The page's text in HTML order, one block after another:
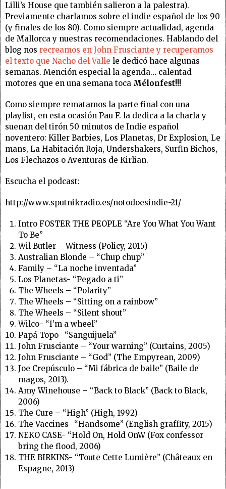
Lilli’s House que también salieron a la palestra).
Previamente charlamos sobre el indie español de los 90
(y finales de los 80). Como siempre actualidad, agenda
de Mallorca y nuestras recomendaciones. Hablando del
blog nos recreamos en John Frusciante y recuperamos
el texto que Nacho del Valle le dedicó hace algunas
semanas. Mención especial la agenda… calentad
motores que en una semana toca Mélonfest!!!
Como siempre rematamos la parte final con una
playlist, en esta ocasión Pau F. la dedica a la charla y
suenan del tirón 50 minutos de Indie español
noventero: Killer Barbies, Los Planetas, Dr Explosion, Le
mans, La Habitación Roja, Undershakers, Surfin Bichos,
Los Flechazos o Aventuras de Kirlian.
Escucha el podcast:
http://www.sputnikradio.es/notodoesindie-21/
Intro FOSTER THE PEOPLE “Are You What You Want
To Be”
Wil Butler – Witness (Policy, 2015)
Australian Blonde – “Chup chup”
Family – “La noche inventada”
Los Planetas- “Pegado a ti”
The Wheels – “Polarity”
The Wheels – “Sitting on a rainbow”
The Wheels – “Silent shout”
Wilco- “I’m a wheel”
Papá Topo- “Sanguijuela”
John Frusciante – “Your warning” (Curtains, 2005)
John Frusciante – “God” (The Empyrean, 2009)
Joe Crepúsculo – “Mi fábrica de baile” (Baile de
magos, 2013).
Amy Winehouse – “Back to Black” (Back to Black,
2006)
The Cure – “High” (High, 1992)
The Vaccines- “Handsome” (English graffity, 2015)
NEKO CASE- “Hold On, Hold OnW (Fox confessor
bring the flood, 2006)
THE BIRKINS- “Toute Cette Lumière” (Châteaux en
Espagne, 2013)